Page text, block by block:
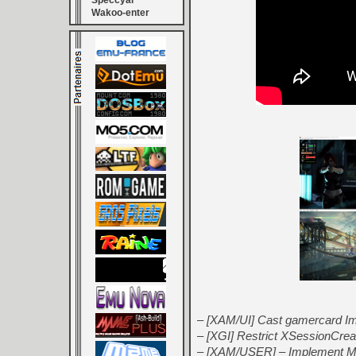
Wakoo-enter
– [XAM/UI] Cast gamercard
– [XGI] Restrict
– [XAM/USER] – Implement